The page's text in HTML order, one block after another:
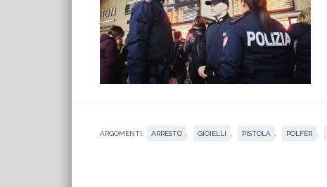
ARGOMENTI: ARRESTO GIOIELLI PISTOLA POLFER